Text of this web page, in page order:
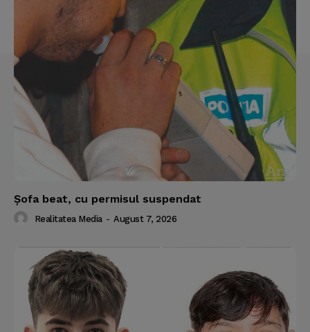
Şofa beat, cu permisul suspendat
Realitatea Media - August 7, 2026